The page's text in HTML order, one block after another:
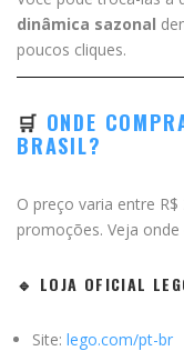
dinâmica sazonal
poucos cliques.
🛒 ONDE
BRASIL?
O preço varia entre
promoções. Veja
🔹 LOJA OFICIAL
Site: lego.com/pt-br